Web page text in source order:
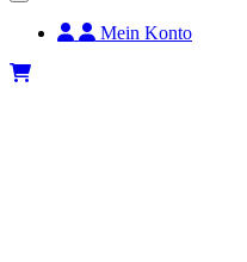
Mein Konto